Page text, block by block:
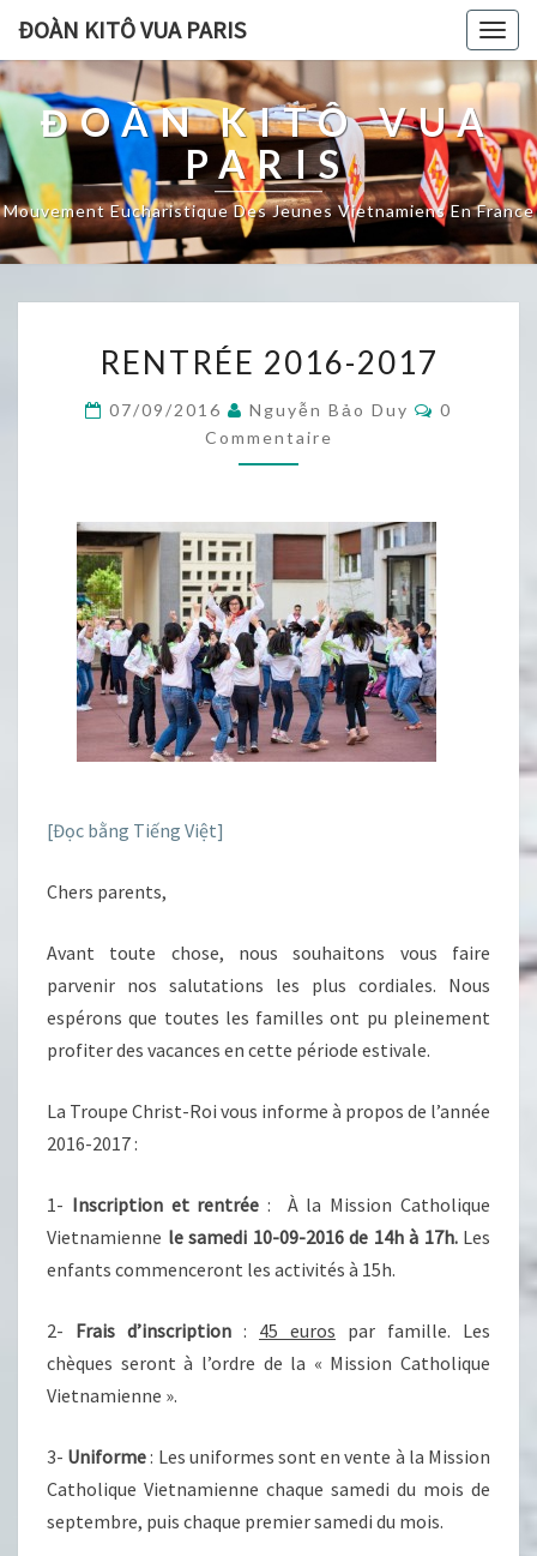
ĐOÀN KITÔ VUA PARIS
ĐOÀN KITÔ VUA
PARIS
Mouvement Eucharistique Des Jeunes Vietnamiens En France
2016-
RENTRÉE 2016-2017
07/09/2016 Nguyễn Bảo Duy
0
Commentaire
[Đọc bằng Tiếng Việt]
Chers parents,
Avant toute chose, nous souhaitons vous faire
parvenir nos salutations les plus cordiales. Nous
espérons que toutes les familles ont pu pleinement
profiter des vacances en cette période estivale.
La Troupe Christ-Roi vous informe à propos de l’année
2016-2017 :
1- Inscription et rentrée : À la Mission Catholique
Vietnamienne le samedi 10-09-2016 de 14h à 17h. Les
enfants commenceront les activités à 15h.
2- Frais d’inscription : 45 euros par famille. Les
chèques seront à l’ordre de la « Mission Catholique
Vietnamienne ».
3- Uniforme: Les uniformes sont en vente à la Mission
Catholique Vietnamienne chaque samedi du mois de
septembre, puis chaque premier samedi du mois.